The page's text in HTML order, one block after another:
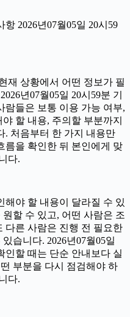
2026년07월05일 20시59
재 상황에서 어떤 정보가 필
년07월05일 20시59분 기
람들은 보통 이용 가능 여부,
할 내용, 주의할 부분까지
. 처음부터 한 가지 내용만
름을 확인한 뒤 본인에게 맞
다.
해야 할 내용이 달라질 수 있
할 수 있고, 어떤 사람은 조
다른 사람은 진행 전 필요한
습니다. 2026년07월05일
인할 때는 단순 안내보다 실
부분을 다시 점검해야 하
다.